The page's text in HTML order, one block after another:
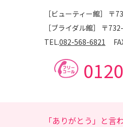
［ビューティー館］ 〒
［ブライダル館］ 〒
TEL.082-568-6821
「ありがとう」と言